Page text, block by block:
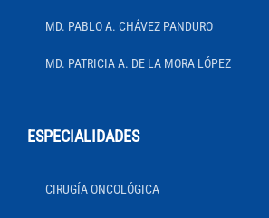
MD. PABLO A. CHÁVEZ PANDURO
MD. PATRICIA A. DE LA MORA LÓPEZ
ESPECIALIDADES
CIRUGÍA ONCOLÓGICA